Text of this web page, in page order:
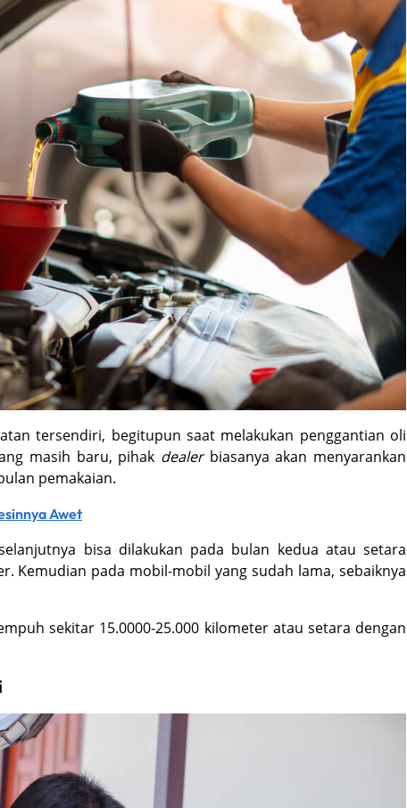
tersendiri, begitupun saat melakukan penggantian oli
masih baru, pihak dealer biasanya akan menyarankan
pemakaian.
Awet
bisa dilakukan pada bulan kedua atau setara
Kemudian pada mobil-mobil yang sudah lama, sebaiknya
sekitar 15.0000-25.000 kilometer atau setara dengan